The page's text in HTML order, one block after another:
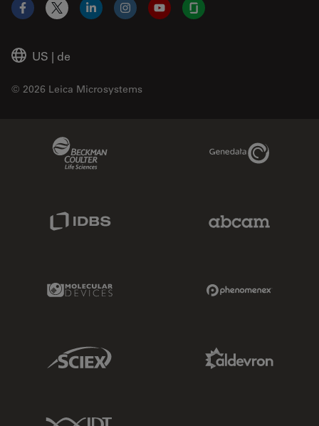
US | de
© 2026 Leica Microsystems
Facebook
X LinkedInInstagramYouTubeGlassdoor
Genedata Link
IDBS Link
Molecular Devices Link
Sciex Link
IDT Link